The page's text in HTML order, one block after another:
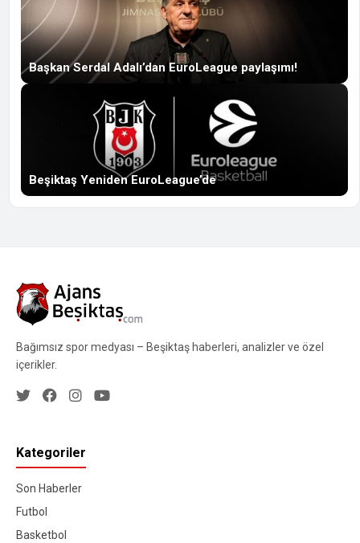
Başkan Serdal Adalı’dan EuroLeague paylaşımı!
Beşiktaş Yeniden EuroLeague’de
Bağımsız spor medyası – Beşiktaş haberleri, analizler ve özel
içerikler.
Kategoriler
Son Haberler
Futbol
Basketbol